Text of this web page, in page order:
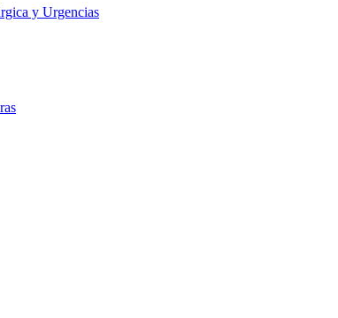
y Urgencias